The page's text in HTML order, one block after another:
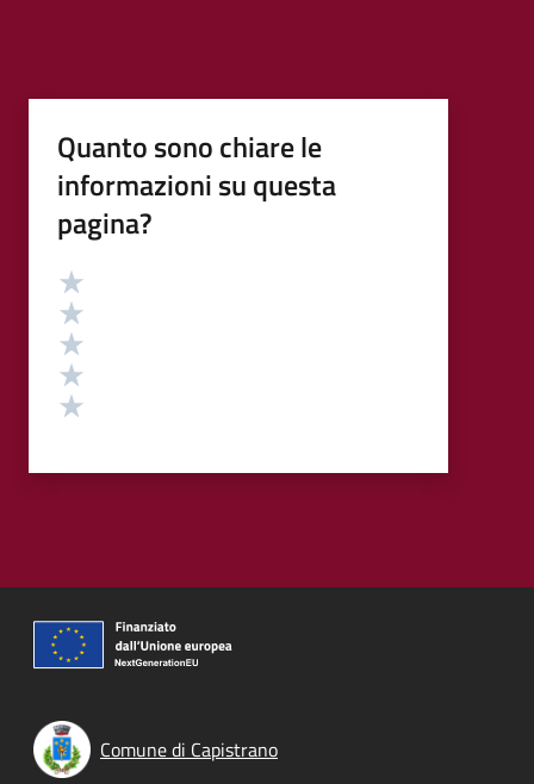
Quanto sono chiare le
informazioni su questa
pagina?
Valutazione
Comune di Capistrano